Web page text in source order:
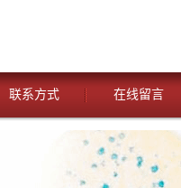
联系方式 在线留言